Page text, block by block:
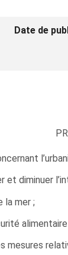
Date de
et diminuer
la mer ;
mesures